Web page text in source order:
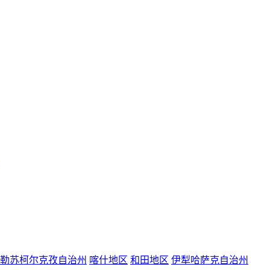
苏柯尔克孜自治州 喀什地区 和田地区 伊犁哈萨克自治州